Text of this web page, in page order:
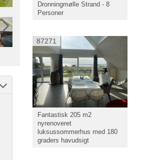
Dronningmølle Strand - 8
Personer
87271
Fantastisk 205 m2
nyrenoveret
luksussommerhus med 180
graders havudsigt